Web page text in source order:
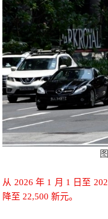
从 2026 年 1 月 1 日至
降至 22,500 新元。